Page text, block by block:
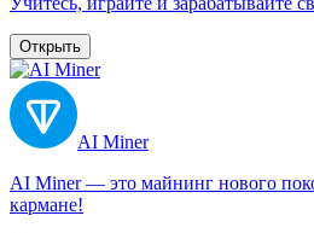
Открыть
AI Miner
AI Miner — это майнинг нового
кармане!